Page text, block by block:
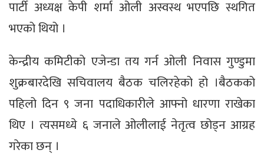
पार्टी अध्यक्ष केपी शर्मा ओली अस्वस्थ भएपछि स्थगित
भएको थियो ।
केन्द्रीय कमिटीको एजेन्डा तय गर्न ओली निवास गुण्डुमा
शुक्रबारदेखि सचिवालय बैठक चलिरहेको हो ।बैठकको
पहिलो दिन ९ जना पदाधिकारीले आफ्नो धारणा राखेका
थिए । त्यसमध्ये ६ जनाले ओलीलाई नेतृत्व छोड्न आग्रह
गरेका छन् ।